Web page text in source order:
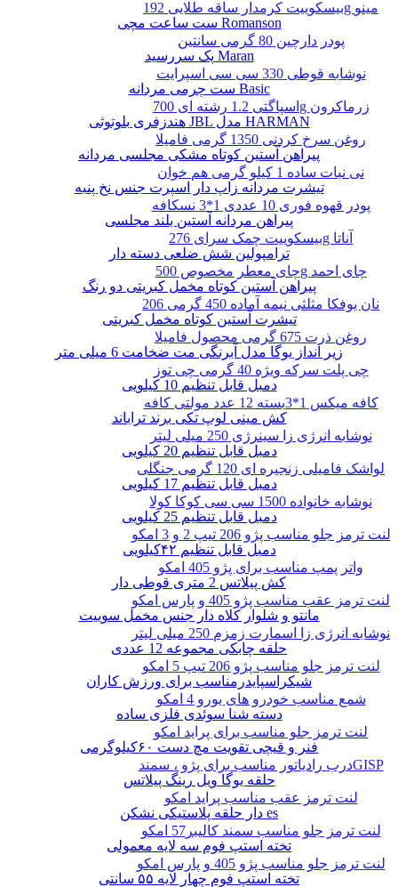
بیسکوییت کرمدار ساقه طلایی 192g مینو
پودر دارچین 80 گرمی سانتین
نوشابه قوطی 330 سی سی اسپرایت
اسپاگتی 1.2 رشته ای 700g زرماکرون
روغن سرخ کردنی 1350 گرمی فامیلا
نی نبات ساده 1 کیلو گرمی هم خوان
پودر قهوه فوری 10 عددی 1*3 نسکافه
بیسکوییت چمک سرای 276g آناتا
چای معطر مخصوص 500g چای احمد
نان یوفکا مثلثی نیمه آماده 450 گرمی 206
روغن ذرت 675 گرمی محصول فامیلا
چی پلت سرکه ویژه 40 گرمی چی توز
کافه میکس 1*3بسته 12 عدد مولتی کافه
نوشابه انرژی زا سینرژی 250 میلی لیتر
لواشک فامیلی زنجیره ای 120 گرمی جنگلی
نوشابه خانواده 1500 سی سی کوکا کولا
لنت ترمز جلو مناسب پژو 206 تیپ 2 و 3 امکو
واتر پمپ مناسب برای پژو 405 امکو
لنت ترمز عقب مناسب پژو 405 و پارس امکو
نوشابه انرژی زا اسمارت زمزم 250 میلی لیتر
لنت ترمز جلو مناسب پژو 206 تیپ 5 امکو
شمع مناسب خودرو های یورو 4 امکو
لنت ترمز جلو مناسب برای پراید امکو
درب رادیاتور مناسب برای پژو ، سمندGISP
لنت ترمز عقب مناسب پراید امکو
لنت ترمز جلو مناسب سمند کالیبر57 امکو
لنت ترمز جلو مناسب پژو 405 و پارس امکو
ست ساعت مچی Romanson
پک سررسید Maran
ست چرمی مردانه Basic
هندزفری بلوتوثی JBL مدل HARMAN
پیراهن آستین کوتاه مشکی مجلسی مردانه
تیشرت مردانه زاپ دار اسپرت جنس نخ پنبه
پیراهن مردانه آستین بلند مجلسی
ترامپولین شش ضلعی دسته دار
پیراهن آستین کوتاه مخمل کبریتی دو رنگ
تیشرت آستین کوتاه مخمل کبریتی
زیر انداز یوگا مدل آبرنگی مت ضخامت 6 میلی متر
دمبل قابل تنظیم 10 کیلویی
کش مینی لوپ تکی برند تراباند
دمبل قابل تنظیم 20 کیلویی
دمبل قابل تنظیم 17 کیلویی
دمبل قابل تنظیم 25 کیلویی
دمبل قابل تنظیم ۴۲کیلویی
کش پیلاتس 2 متری قوطی دار
مانتو و شلوار کلاه دار جنس مخمل سوییت
حلقه چابکی مجموعه 12 عددی
شیکراسپایدرمناسب برای ورزش کاران
دسته شنا سوئدی فلزی ساده
فنر و قیچی تقویت مچ دست ۶۰کیلوگرمی
حلقه یوگا ویل رینگ پیلاتس
دار حلقه پلاستیکی نشکن es
تخته استپ فوم سه لایه معمولی
تخته استپ فوم چهار لایه ۵۵ سانتی